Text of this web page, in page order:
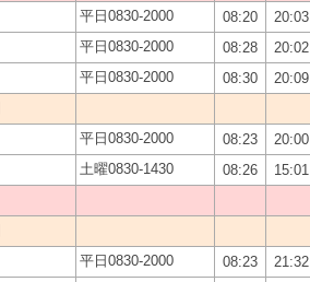
平日0830-2000 08:20
20:03
平日0830-2000 08:28
20:02
平日0830-2000 08:30
20:09
平日0830-2000 08:23
20:00
土曜0830-1430 08:26
15:01
平日0830-2000 08:23
21:32